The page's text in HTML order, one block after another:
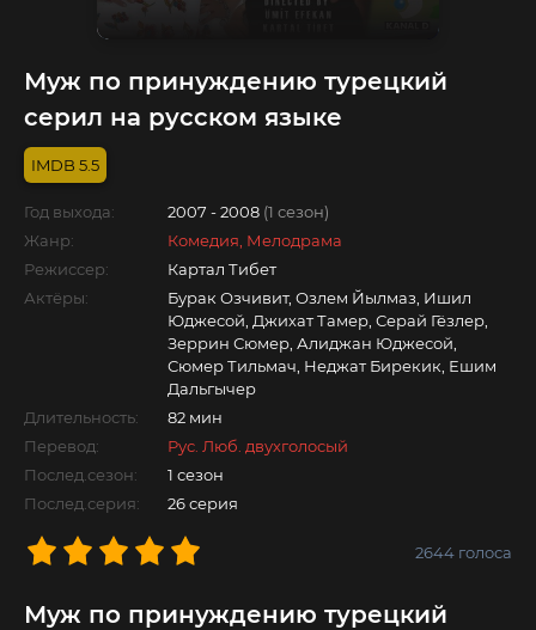
Муж по принуждению турецкий
серил на русском языке
5.5
Год выхода: 2007 - 2008 (1 сезон)
Жанр:
Комедия, Мелодрама
Режиссер:
Картал Тибет
Актёры:
Бурак Озчивит, Озлем Йылмаз, Ишил
Юджесой, Джихат Тамер, Серай Гёзлер,
Зеррин Сюмер, Алиджан Юджесой,
Сюмер Тильмач, Неджат Бирекик, Ешим
Дальгычер
Длительность:
82 мин
Перевод:
Рус. Люб. двухголосый
Послед.сезон:
1 сезон
Послед.серия:
26 серия
2644 голоса
Муж по принуждению турецкий